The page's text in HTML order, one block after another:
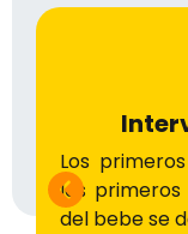
Los
los
del bebe se